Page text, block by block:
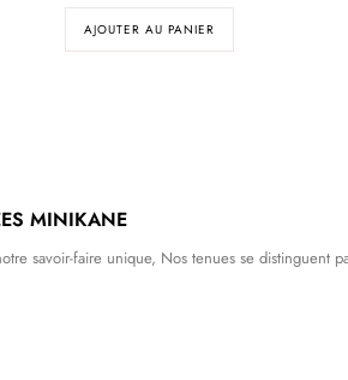
AJOUTER AU PANIER
MINIKANE
savoir-faire unique, Nos tenues se distinguent